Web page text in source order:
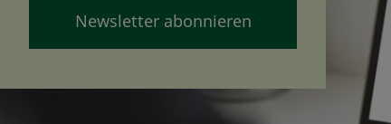
Newsletter abonnieren